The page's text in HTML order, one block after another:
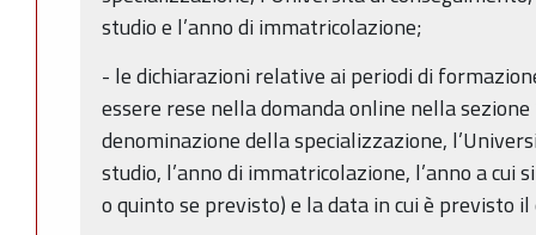
studio e l’anno di immatricolazione;
- le dichiarazioni relative ai periodi di
essere rese nella domanda online nella
denominazione della specializzazione,
studio, l’anno di immatricolazione, l’anno a cui
o quinto se previsto) e la data in cui è previsto